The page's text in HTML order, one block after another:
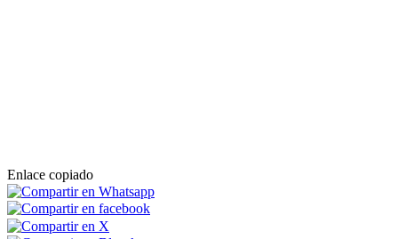
Enlace copiado